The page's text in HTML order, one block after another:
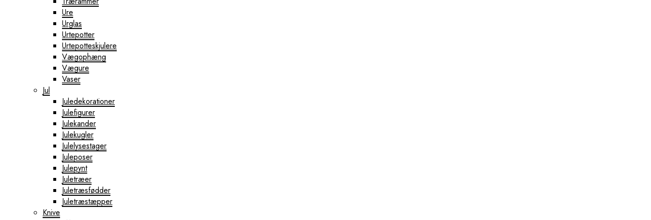
Ure
Urglas
Urtepotter
Urtepotteskjulere
Vægophæng
Vægure
Vaser
Jul
Juledekorationer
Julefigurer
Julekander
Julekugler
Julelysestager
Juleposer
Julepynt
Juletræer
Juletræsfødder
Juletræstæpper
Knive